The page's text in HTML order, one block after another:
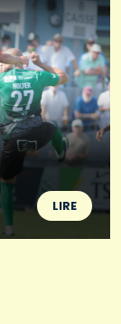
LIRE